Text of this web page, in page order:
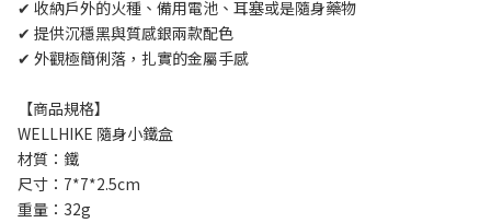
✔ 收納戶外的火種、備用電池、耳塞或是隨身藥物
✔ 提供沉穩黑與質感銀兩款配色
✔ 外觀極簡俐落，扎實的金屬手感
【商品規格】
WELLHIKE 隨身小鐵盒
材質：鐵
尺寸：7*7*2.5cm
重量：32g